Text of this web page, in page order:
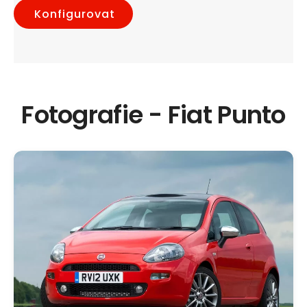
Konfigurovat
Fotografie - Fiat Punto
Otevřít
médium
1
v